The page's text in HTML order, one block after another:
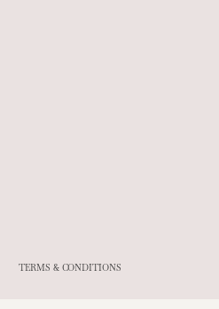
TERMS & CONDITIONS